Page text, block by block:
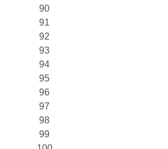
90
91
92
93
94
95
96
97
98
99